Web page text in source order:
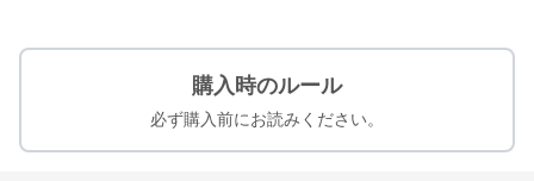
購入時のルール
必ず購入前にお読みください。